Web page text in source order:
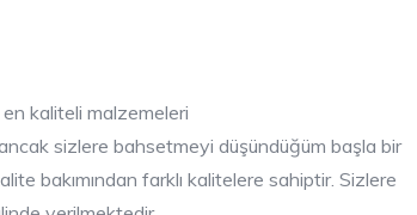
kaliteli malzemeleri
sizlere bahsetmeyi düşündüğüm başla bir
bakımından farklı kalitelere sahiptir. Sizlere